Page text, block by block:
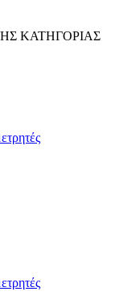
ΚΑΤΗΓΟΡΙΑΣ